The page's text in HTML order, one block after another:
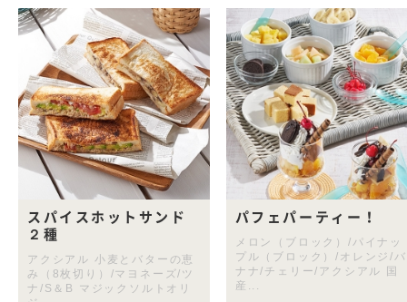
スパイスホットサンド
２種
アクシアル 小麦とバターの恵
み（8枚切り）/マヨネーズ/ツ
ナ/S＆B マジックソルトオリ
パフェパーティー！
メロン（ブロック）/パイナッ
プル（ブロック）/オレンジ/バ
ナナ/チェリー/アクシアル 国
産...